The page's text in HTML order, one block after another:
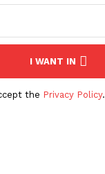
I WANT IN
the Privacy Policy.